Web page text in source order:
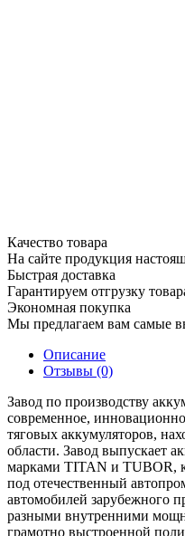
Качество товара
На сайте продукция
Быстрая доставка
Гарантируем отгрузку
Экономная покупка
Мы предлагаем вам самые
Описание
Отзывы (0)
Завод по производству
современное,
тяговых аккумуляторов,
области. Завод выпускает
марками TITAN и TUBOR,
под отечественный
автомобилей зарубежного
разными внутренними
грамотно выстроенной